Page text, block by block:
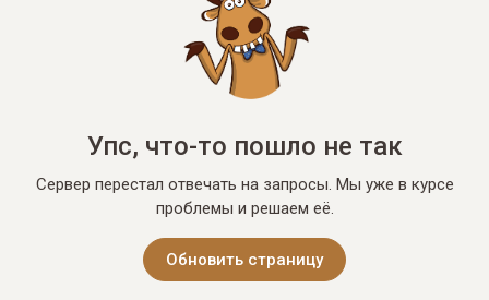
Упс, что-то пошло не так
Сервер перестал отвечать на запросы. Мы уже в курсе
проблемы и решаем её.
Обновить страницу